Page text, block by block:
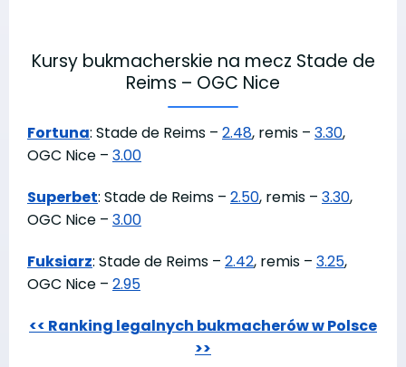
Kursy bukmacherskie na mecz Stade de
Reims – OGC Nice
Fortuna: Stade de Reims – 2.48, remis – 3.30,
OGC Nice – 3.00
Superbet: Stade de Reims – 2.50, remis – 3.30,
OGC Nice – 3.00
Fuksiarz: Stade de Reims – 2.42, remis – 3.25,
OGC Nice – 2.95
<< Ranking legalnych bukmacherów w Polsce
>>